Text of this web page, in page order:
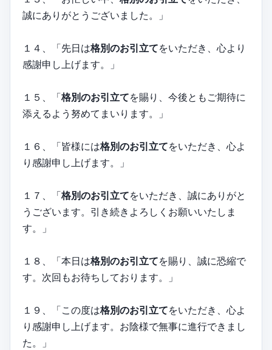
誠にありがとうございました。」
１４、「先日は格別のお引立てをいただき、心より
感謝申し上げます。」
１５、「格別のお引立てを賜り、今後ともご期待に
添えるよう努めてまいります。」
１６、「皆様には格別のお引立てをいただき、心よ
り感謝申し上げます。」
１７、「格別のお引立てをいただき、誠にありがと
うございます。引き続きよろしくお願いいたしま
す。」
１８、「本日は格別のお引立てを賜り、誠に恐縮で
す。次回もお待ちしております。」
１９、「この度は格別のお引立てをいただき、心よ
り感謝申し上げます。お陰様で無事に進行できまし
た。」